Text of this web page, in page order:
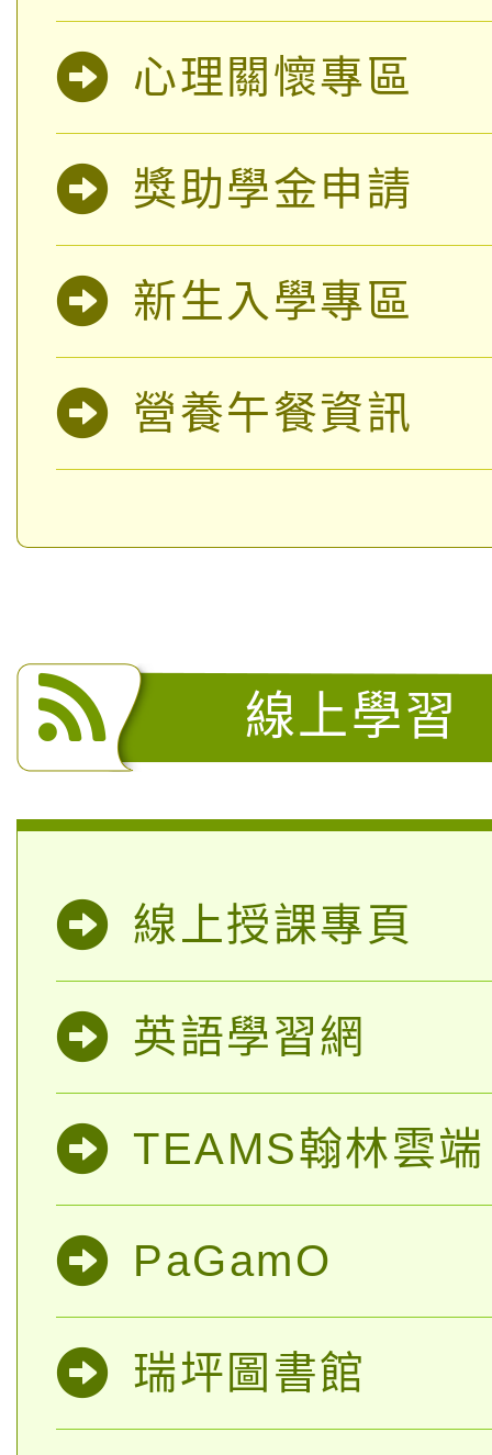
程，歡迎學生輔導中心
心理、諮商輔導、社會
系所師生報名參加。
縣市「校園短影音徵選
門員」簡章及活動海報
桃園市115學年度學生
要點
「桃園市補助參觀特色
展演活動實施計畫」
115年度「教育部表揚
義教育推展貢獻獎」
心理關懷專區
獎助學金申請
新生入學專區
營養午餐資訊
線上學習
線上授課專頁
英語學習網
TEAMS翰林雲
PaGamO
瑞坪圖書館